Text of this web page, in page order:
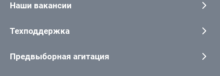
Наши вакансии
Техподдержка
Предвыборная агитация